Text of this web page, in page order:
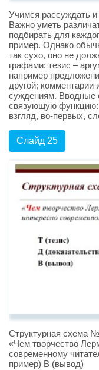
Учимся рассуждать
Важно уметь
подбирать для
пример. Однако
так сухо, оно не
графами: тезис –
например
другой;
суждениям. Вводные
связующую
взгляд, во-первых,
Слайд 25
Структурная схема
«Чем творчество
современному
пример) В (вывод)